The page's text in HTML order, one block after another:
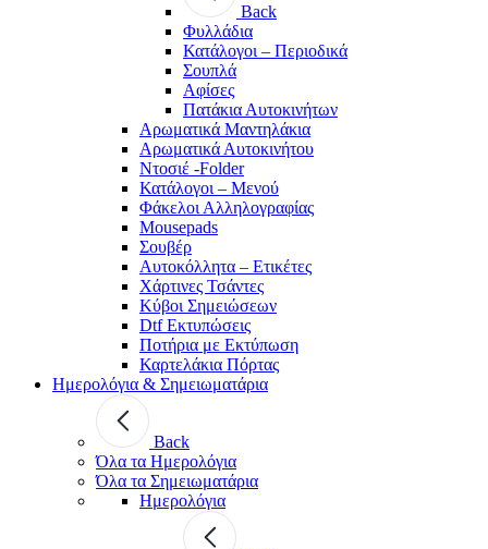
Back
Φυλλάδια
Κατάλογοι – Περιοδικά
Σουπλά
Αφίσες
Πατάκια Αυτοκινήτων
Αρωματικά Μαντηλάκια
Αρωματικά Αυτοκινήτου
Ντοσιέ -Folder
Κατάλογοι – Μενού
Φάκελοι Αλληλογραφίας
Mousepads
Σουβέρ
Αυτοκόλλητα – Ετικέτες
Χάρτινες Τσάντες
Κύβοι Σημειώσεων
Dtf Εκτυπώσεις
Ποτήρια με Εκτύπωση
Καρτελάκια Πόρτας
Ημερολόγια & Σημειωματάρια
Back
Όλα τα Ημερολόγια
Όλα τα Σημειωματάρια
Ημερολόγια